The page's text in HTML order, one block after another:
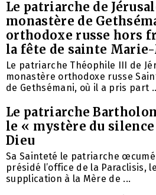
Le patriarche de
monastère de
orthodoxe russe hors
la fête de sainte
Le patriarche Théophile III de
monastère orthodoxe russe
de Gethsémani, où il a pris part
Le patriarche
le « mystère du
Dieu
Sa Sainteté le patriarche
présidé l’office de la Paraclisis,
supplication à la Mère de ...